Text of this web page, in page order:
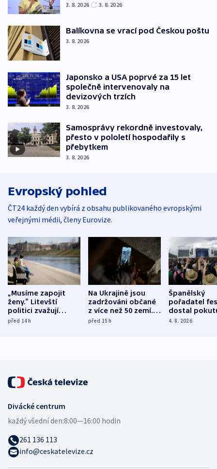
3. 8. 2026 3. 8. 2026
Balíkovna se vrací pod Českou poštu
3. 8. 2026
Japonsko a USA poprvé za 15 let
společně intervenovaly na
devizových trzích
3. 8. 2026
Samosprávy rekordně investovaly,
přesto v pololetí hospodařily s
přebytkem
3. 8. 2026
Evropský pohled
ČT24 každý den vybírá z obsahu publikovaného evropskými
veřejnými médii, členy Eurovize.
„Musíme zapojit
ženy.“ Litevští
politici zvažují
dohodu o
před 14h
Na Ukrajině jsou
zadržováni občané
z více než 50 zemí.
Bojovali na straně
před 15h
Španělský
pořadatel
dostal
nekalé
4. 8. 2026
Divácké centrum
každý všední den:8:00—16:00 hodin
261 136 113
info@ceskatelevize.cz